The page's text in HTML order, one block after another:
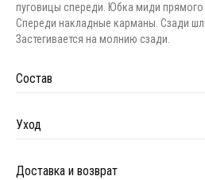
пуговицы спереди. Юбка миди прямого
Спереди накладные карманы. Сзади
Застегивается на молнию сзади.
Состав
Уход
Доставка и возврат